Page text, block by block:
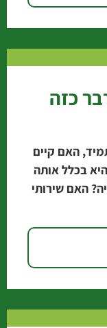
כזה
האם קיים
בכלל אותה
האם שירותי